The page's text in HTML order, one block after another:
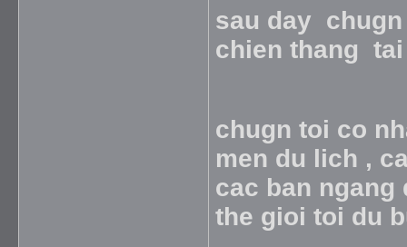
sau day
chien thang
chugn toi co
men du lich ,
cac ban ngang
the gioi toi du